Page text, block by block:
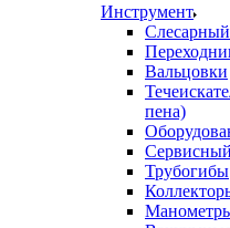
Инструмент
Вальцовки
пена)
Трубогибы